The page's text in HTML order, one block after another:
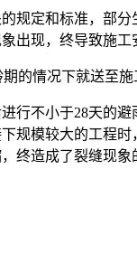
规定和标准，部
出现，终导致施工
的情况下就送至施
行不小于28天的
规模较大的工程
终造成了裂缝现象